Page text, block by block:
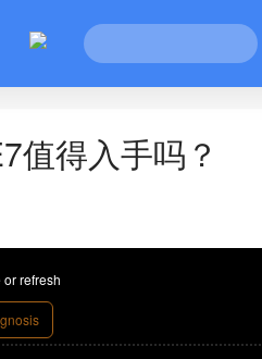
值得入手吗？
refresh